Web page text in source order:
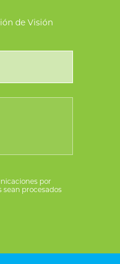
de Visión
por
sean procesados